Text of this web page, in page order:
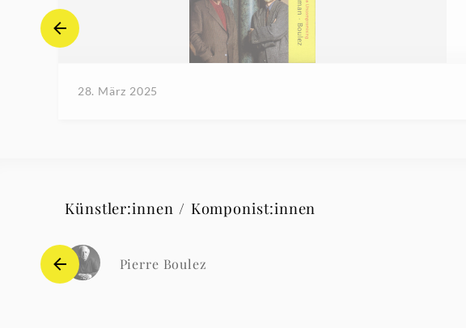
28. März 2025
Künstler:innen / Komponist:innen
Pierre Boulez